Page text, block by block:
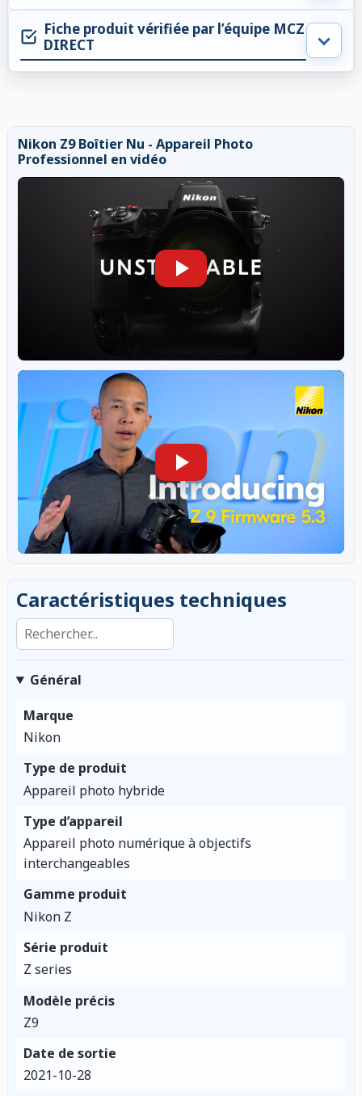
Fiche produit vérifiée par l’équipe MCZ
DIRECT
Nikon Z9 Boîtier Nu - Appareil Photo
Professionnel en vidéo
Caractéristiques techniques
Rechercher dans les caractéristiques
Général
Marque
Nikon
Type de produit
Appareil photo hybride
Type d’appareil
Appareil photo numérique à objectifs
interchangeables
Gamme produit
Nikon Z
Série produit
Z series
Modèle précis
Z9
Date de sortie
2021-10-28